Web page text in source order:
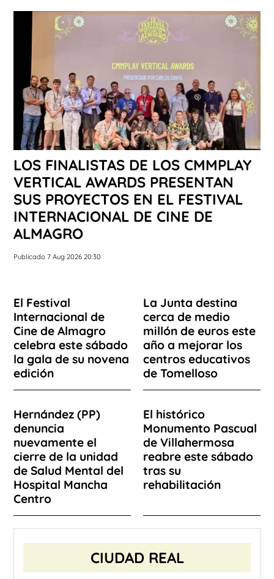
LOS FINALISTAS DE LOS CMMPLAY
VERTICAL AWARDS PRESENTAN
SUS PROYECTOS EN EL FESTIVAL
INTERNACIONAL DE CINE DE
ALMAGRO
Publicado 7 Aug 2026 20:30
El Festival
Internacional de
Cine de Almagro
celebra este sábado
la gala de su novena
edición
La Junta destina
cerca de medio
millón de euros este
año a mejorar los
centros educativos
de Tomelloso
Hernández (PP)
denuncia
nuevamente el
cierre de la unidad
de Salud Mental del
Hospital Mancha
Centro
El histórico
Monumento Pascual
de Villahermosa
reabre este sábado
tras su
rehabilitación
CIUDAD REAL